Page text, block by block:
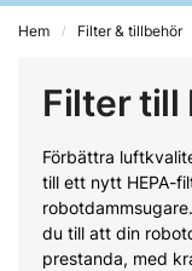
Hem / Filter & tillbehör
Filter till
Förbättra
till ett nytt HEPA-
du till att din
prestanda, med